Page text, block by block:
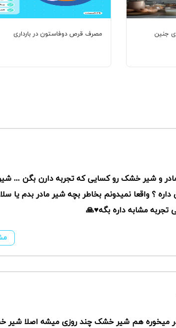
مصرف قرص دوفاستون در بارداری جنین
و شیر خشک رو کسایی که تجربه دارن بگن ...
؟ واقعا نمیدونم بخاطر بچه شیر مادر بدم یا
مشابه داره بگه♥️🙏
شیر مادر میخوره هم شیر خشک چند روزی میشه اصلا